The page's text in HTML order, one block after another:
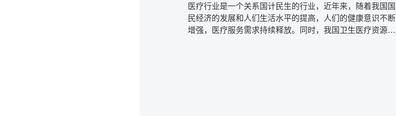
医疗行业是一个关系国计民生的行业，近年来，随着我国国
民经济的发展和人们生活水平的提高，人们的健康意识不断
增强，医疗服务需求持续释放。同时，我国卫生医疗资源持